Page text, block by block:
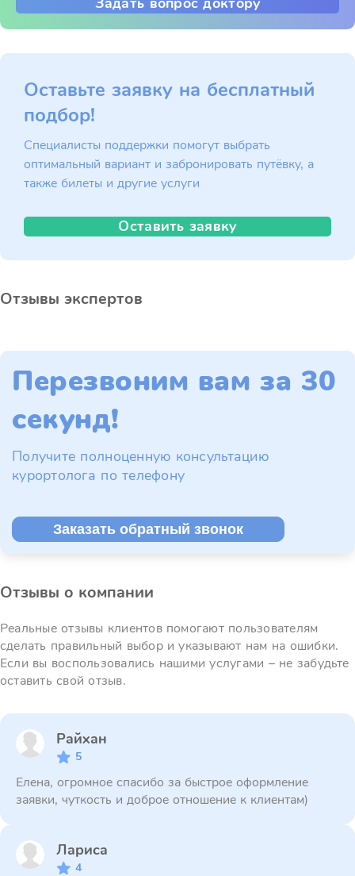
Оставьте заявку на бесплатный
подбор!
Специалисты поддержки помогут выбрать
оптимальный вариант и забронировать путёвку, а
также билеты и другие услуги
Оставить заявку
Отзывы экспертов
Перезвоним вам за 30
секунд!
Получите полноценную консультацию
курортолога по телефону
Заказать обратный звонок
Отзывы о компании
Реальные отзывы клиентов помогают пользователям
сделать правильный выбор и указывают нам на ошибки.
Если вы воспользовались нашими услугами – не забудьте
оставить свой отзыв.
Райхан
5
Елена, огромное спасибо за быстрое оформление
заявки, чуткость и доброе отношение к клиентам)
Лариса
4